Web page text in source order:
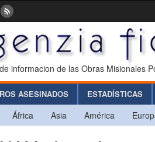
informacion de las Obras Misionales
ASESINADOS ESTADÍSTICAS
África Asia América